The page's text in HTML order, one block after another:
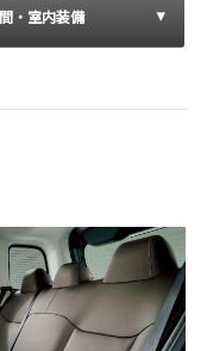
・室内装備